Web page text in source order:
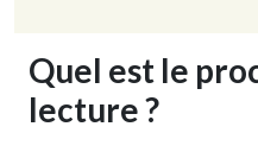
Quel est le
lecture ?